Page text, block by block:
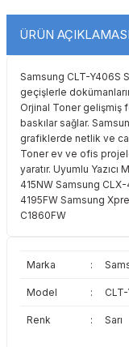
ÜRÜN AÇIKLAMASI
Samsung CLT-Y406S
geçişlerle
Orjinal Toner gelişmiş
baskılar sağlar.
grafiklerde netlik ve
Toner ev ve ofis
yaratır. Uyumlu
415NW Samsung
4195FW Samsung
C1860FW
Marka :
Model :
Renk : Sarı